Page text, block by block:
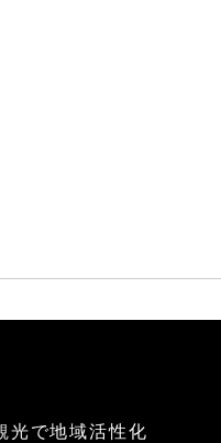
光で地域活性化